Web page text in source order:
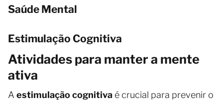
Saúde Mental
Estimulação Cognitiva
Atividades para manter a mente
ativa
A estimulação cognitiva é crucial para prevenir o